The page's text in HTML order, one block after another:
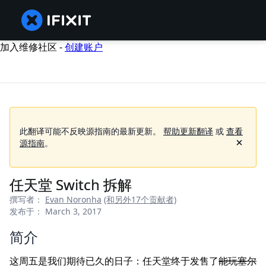
加入维修社区 -创建账户
此翻译可能不反映源指南的最新更新。 帮助更新翻译 或 查看
源指南。
任天堂 Switch 拆解
撰写者： Evan Noronha (和另外17个贡献者)
发布于： March 3, 2017
简介
这周五是我们期待已久的日子：任天堂终于发售了能玩塞尔